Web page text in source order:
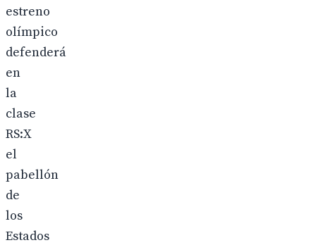
estreno
olímpico
defenderá
en
la
clase
RS:X
el
pabellón
de
los
Estados